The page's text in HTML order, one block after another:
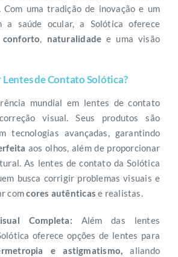
Com uma tradição de inovação e um
a saúde ocular, a Solótica oferece
conforto, naturalidade e uma visão
Lentes de Contato Solótica?
mundial em lentes de contato
visual. Seus produtos são
tecnologias avançadas, garantindo
aos olhos, além de proporcionar
As lentes de contato da Solótica
busca corrigir problemas visuais e
comcores autênticas e realistas.
Completa: Além das lentes
oferece opções de lentes para
e astigmatismo, aliando